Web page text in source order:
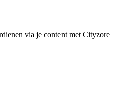
via je content met Cityzore